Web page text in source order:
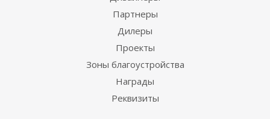
Партнеры
Дилеры
Проекты
Зоны благоустройства
Награды
Реквизиты